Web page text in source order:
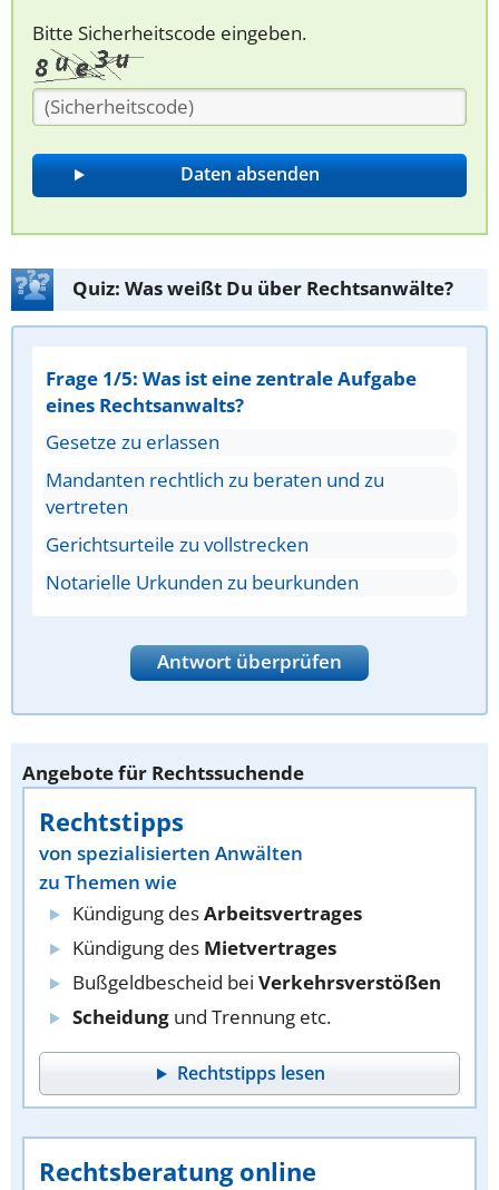
Bitte Sicherheitscode eingeben.
Quiz: Was weißt Du über Rechtsanwälte?
Frage 1/5: Was ist eine zentrale Aufgabe
eines Rechtsanwalts?
Gesetze zu erlassen
Mandanten rechtlich zu beraten und zu
vertreten
Gerichtsurteile zu vollstrecken
Notarielle Urkunden zu beurkunden
Antwort überprüfen
Angebote für Rechtssuchende
Rechtstipps
von spezialisierten Anwälten
zu Themen wie
Kündigung desArbeitsvertrages
Kündigung des Mietvertrages
Bußgeldbescheid bei Verkehrsverstößen
Scheidung und Trennung etc.
Rechtstipps lesen
Rechtsberatung online